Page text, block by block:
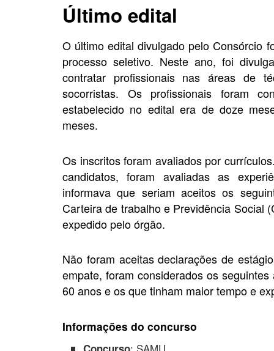
Último edital
O último edital divulgado pelo Consórcio
processo seletivo. Neste ano, foi
contratar profissionais nas áreas de
socorristas. Os profissionais foram
estabelecido no edital era de doze
meses.
Os inscritos foram avaliados por
candidatos, foram avaliadas as
informava que seriam aceitos os
Carteira de trabalho e Previdência Social
expedido pelo órgão.
Não foram aceitas declarações de
empate, foram considerados os
60 anos e os que tinham maior tempo e
Informações do concurso